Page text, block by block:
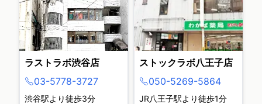
ラストラボ渋谷店
03-5778-3727
渋谷駅より徒歩3分
ストックラボ八王子店
050-5269-5864
JR八王子駅より徒歩1分